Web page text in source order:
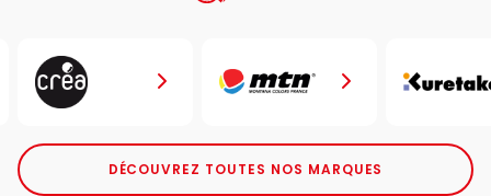
DÉCOUVREZ TOUTES NOS MARQUES